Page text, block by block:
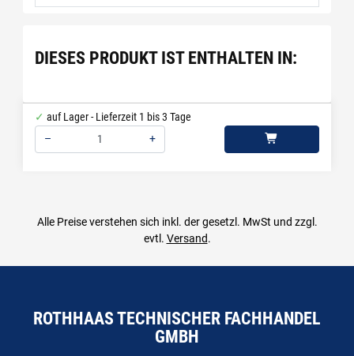
DIESES PRODUKT IST ENTHALTEN IN:
auf Lager - Lieferzeit 1 bis 3 Tage
–
+
Alle Preise verstehen sich inkl. der gesetzl. MwSt und zzgl.
evtl. Versand.
ROTHHAAS TECHNISCHER FACHHANDEL
GMBH